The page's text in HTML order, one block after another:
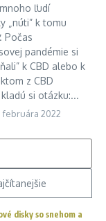
ľudí
„núti” k tomu
Počas
pandémie si
k CBD alebo k
z CBD
si otázku:...
februára 2022
disky so snehom a